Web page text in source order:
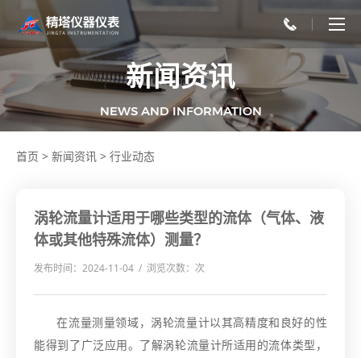
新闻资讯
NEWS AND INFORMATION
首页 > 新闻资讯 > 行业动态
涡轮流量计适用于哪些类型的流体（气体、液
体或其他特殊流体）测量？
发布时间：2024-11-04 / 浏览次数： 次
在流量测量领域，涡轮流量计以其高精度和良好的性
能得到了广泛应用。了解涡轮流量计所适用的流体类型，